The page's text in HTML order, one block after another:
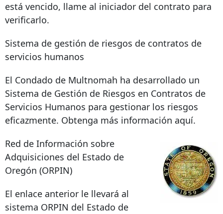
está vencido, llame al iniciador del contrato para
verificarlo.
Sistema de gestión de riesgos de contratos de
servicios humanos
El Condado de Multnomah ha desarrollado un
Sistema de Gestión de Riesgos en Contratos de
Servicios Humanos para gestionar los riesgos
eficazmente. Obtenga más información aquí.
Red de Información sobre
Adquisiciones del Estado de
Oregón (ORPIN)
El enlace anterior le llevará al
sistema ORPIN del Estado de